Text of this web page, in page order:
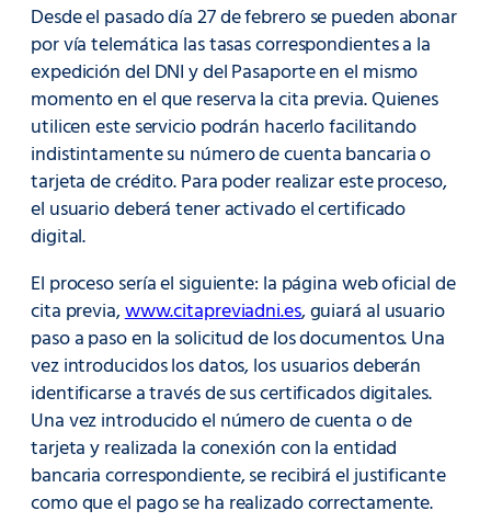
Desde el pasado día 27 de febrero se pueden abonar
por vía telemática las tasas correspondientes a la
expedición del DNI y del Pasaporte en el mismo
momento en el que reserva la cita previa. Quienes
utilicen este servicio podrán hacerlo facilitando
indistintamente su número de cuenta bancaria o
tarjeta de crédito. Para poder realizar este proceso,
el usuario deberá tener activado el certificado
digital.
El proceso sería el siguiente: la página web oficial de
cita previa,www.citapreviadni.es, guiará al usuario
paso a paso en la solicitud de los documentos. Una
vez introducidos los datos, los usuarios deberán
identificarse a través de sus certificados digitales.
Una vez introducido el número de cuenta o de
tarjeta y realizada la conexión con la entidad
bancaria correspondiente, se recibirá el justificante
como que el pago se ha realizado correctamente.